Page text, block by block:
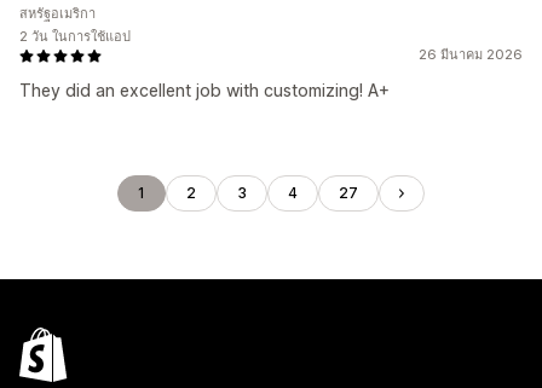
26 มีนาคม 2026
They did an excellent job with customizing! A+
สหรัฐอเมริกา
2 วัน ในการใช้แอป
1 2 3 4 27